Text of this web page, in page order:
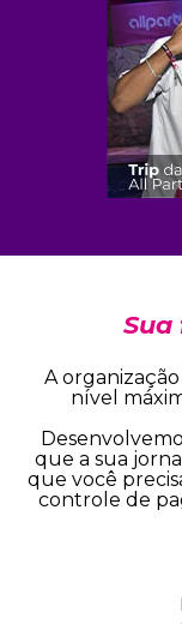
A
nível
que a sua
que você
controle de